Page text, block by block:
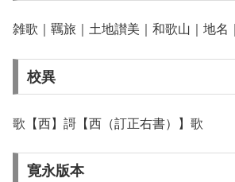
雑歌｜羈旅｜土地讃美｜和歌山｜地名
校異
歌【西】謌【西（訂正右書）】歌
寛永版本